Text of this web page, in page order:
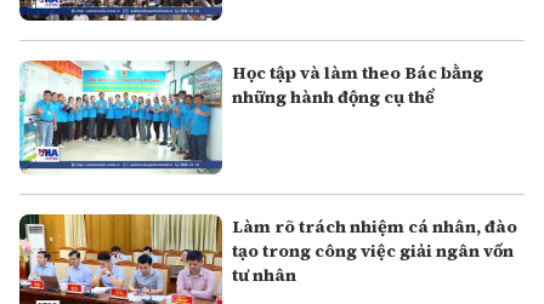
Học tập và làm theo Bác bằng
những hành động cụ thể
Làm rõ trách nhiệm cá nhân, đào
tạo trong công việc giải ngân vốn
tư nhân